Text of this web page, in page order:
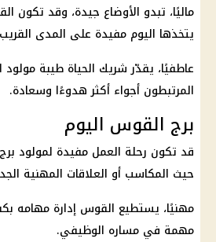
ماليًا، تبدو الأوضاع جيدة، وقد تكون
يتخذها اليوم مفيدة على المدى
عاطفيًا، يقدّر شريك الحياة طيبة
المرتبطون أجواء أكثر هدوءًا وسعادة.
برج القوس اليوم
قد تكون رحلة العمل مفيدة لمولود
حيث المكاسب أو العلاقات المهنية
مهنيًا، يستطيع القوس إدارة مهامه
مهمة في مساره الوظيفي.